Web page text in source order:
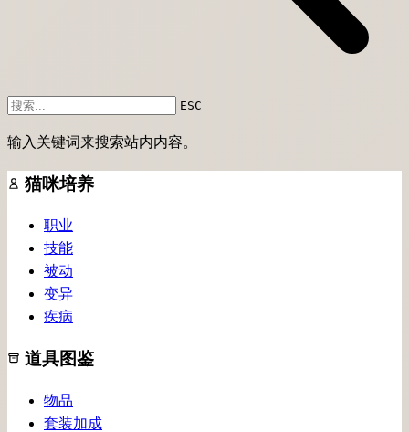
ESC
输入关键词来搜索站内内容。
猫咪培养
职业
技能
被动
变异
疾病
道具图鉴
物品
套装加成